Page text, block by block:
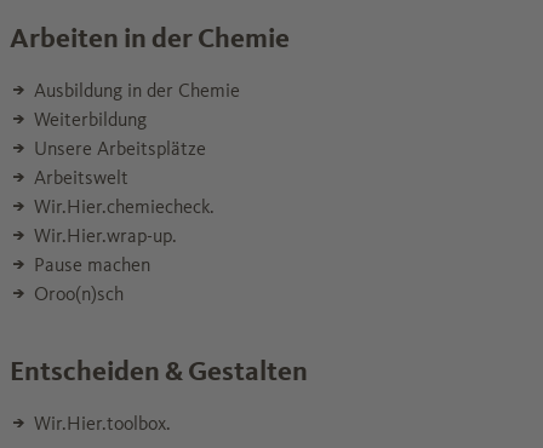
Arbeiten in der Chemie
Ausbildung in der Chemie
Weiterbildung
Unsere Arbeitsplätze
Arbeitswelt
Wir.Hier.chemiecheck.
Wir.Hier.wrap-up.
Pause machen
Oroo(n)sch
Entscheiden & Gestalten
Wir.Hier.toolbox.